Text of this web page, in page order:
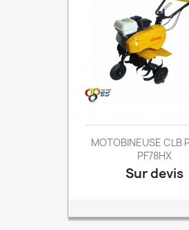
MOTOBINEUSE CLB
PF78HX
Prix
Sur devis